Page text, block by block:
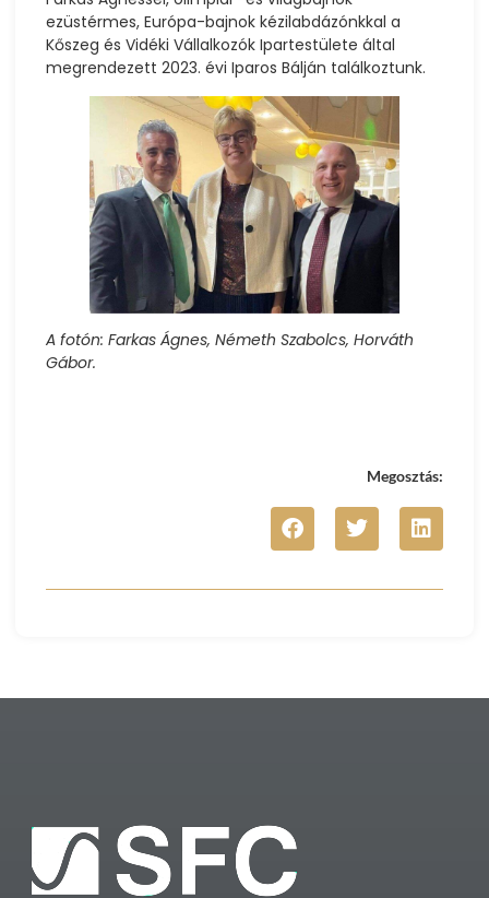
ezüstérmes, Európa-bajnok kézilabdázónkkal a
Kőszeg és Vidéki Vállalkozók Ipartestülete által
megrendezett 2023. évi Iparos Bálján találkoztunk.
A fotón: Farkas Ágnes, Németh Szabolcs, Horváth
Gábor.
Megosztás: